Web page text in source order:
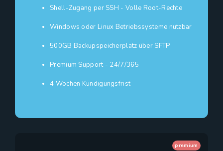
Shell-Zugang per SSH - Volle Root-Rechte
Windows oder Linux Betriebssysteme nutzbar
500GB Backupspeicherplatz über SFTP
Premium Support - 24/7/365
4 Wochen Kündigungsfrist
premium